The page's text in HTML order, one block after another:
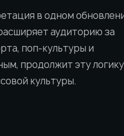
в одном
аудиторию за
поп-культуры и
продолжит эту
культуры.